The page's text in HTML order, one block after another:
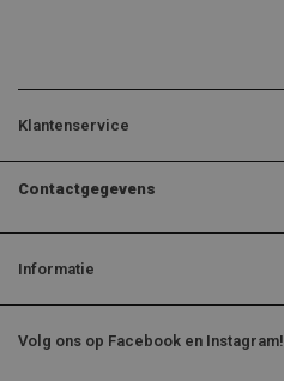
Klantenservice
Contactgegevens
Informatie
Volg ons op Facebook en Instagram!